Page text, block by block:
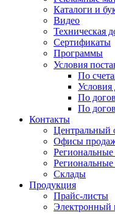
Каталоги и
Видео
Техническая
Сертификаты
Программы
Условия
По
Условия
По
По
Контакты
Центральный
Офисы
Региональные
Склады
Продукция
Прайс-листы
Электронный